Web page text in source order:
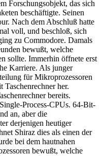
Forschungsobjekt, das sich
beschäftigte. Seinen
Nach dem Abschluß hatte
voll, und beschloß, sich
zu Commodore. Damals
bewußt, welche
sollte. Immerhin öffnete erst
Karriere. Als junger
für Mikroprozessoren
Taschenrechner her.
bereits.
Process-CPUs. 64-Bit-
an, aber die
derjenigen heutiger
Shiraz dies als einen der
bei dem hautnahen
bewußt, welche